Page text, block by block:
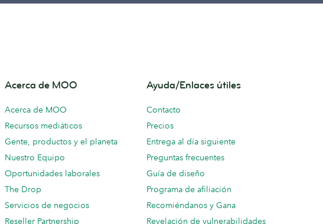
Acerca de MOO
Acerca de MOO
Recursos mediáticos
Gente, productos y el planeta
Nuestro Equipo
Oportunidades laborales
The Drop
Servicios de negocios
Reseller Partnership
Ayuda/Enlaces útiles
Contacto
Precios
Entrega al día siguiente
Preguntas frecuentes
Guía de diseño
Programa de afiliación
Recomiéndanos y Gana
Revelación de vulnerabilidades